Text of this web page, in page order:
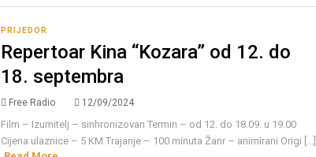
PRIJEDOR
Repertoar Kina “Kozara” od 12. do
18. septembra
Free Radio 12/09/2024
Film – Izumitelj – sinhronizovan Termin – od 12. do 18.09. u 19.00
Cijena ulaznice – 5 KM Trajanje – 100 minuta Žanr – animirani Origi [...]